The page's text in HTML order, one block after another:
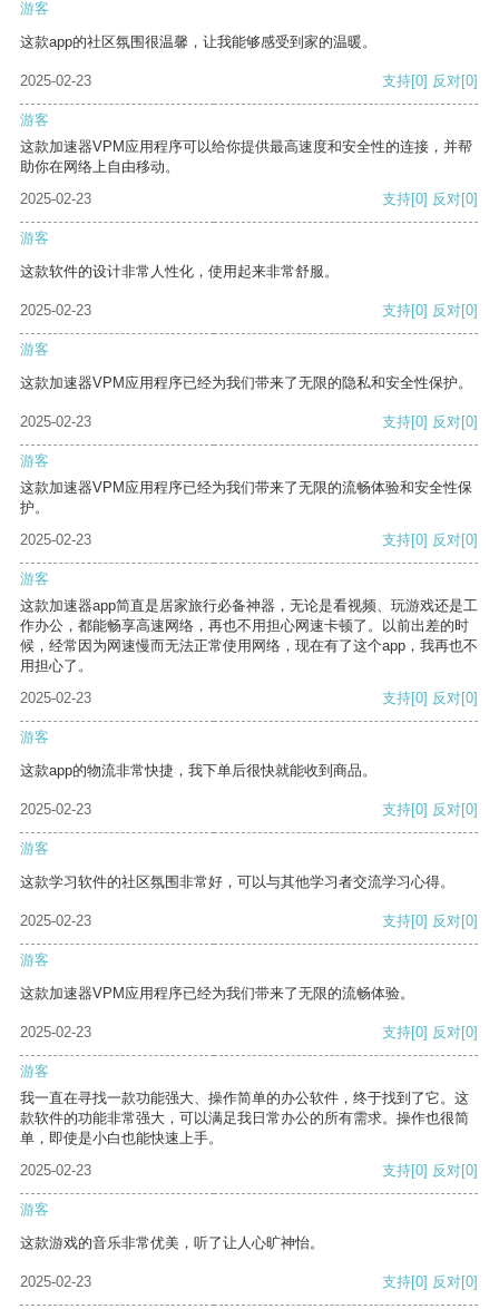
游客
这款app的社区氛围很温馨，让我能够感受到家的温暖。
2025-02-23 支持[0] 反对[0]
游客
这款加速器VPM应用程序可以给你提供最高速度和安全性的连接，并帮
助你在网络上自由移动。
2025-02-23
支持[0] 反对[0]
游客
这款软件的设计非常人性化，使用起来非常舒服。
2025-02-23 支持[0] 反对[0]
游客
这款加速器VPM应用程序已经为我们带来了无限的隐私和安全性保护。
2025-02-23 支持[0] 反对[0]
游客
这款加速器VPM应用程序已经为我们带来了无限的流畅体验和安全性保
护。
2025-02-23
支持[0] 反对[0]
游客
这款加速器app简直是居家旅行必备神器，无论是看视频、玩游戏还是工
作办公，都能畅享高速网络，再也不用担心网速卡顿了。以前出差的时
候，经常因为网速慢而无法正常使用网络，现在有了这个app，我再也不
用担心了。
2025-02-23
支持[0] 反对[0]
游客
这款app的物流非常快捷，我下单后很快就能收到商品。
2025-02-23 支持[0] 反对[0]
游客
这款学习软件的社区氛围非常好，可以与其他学习者交流学习心得。
2025-02-23 支持[0] 反对[0]
游客
这款加速器VPM应用程序已经为我们带来了无限的流畅体验。
2025-02-23 支持[0] 反对[0]
游客
我一直在寻找一款功能强大、操作简单的办公软件，终于找到了它。这
款软件的功能非常强大，可以满足我日常办公的所有需求。操作也很简
单，即使是小白也能快速上手。
2025-02-23
支持[0] 反对[0]
游客
这款游戏的音乐非常优美，听了让人心旷神怡。
2025-02-23 支持[0] 反对[0]